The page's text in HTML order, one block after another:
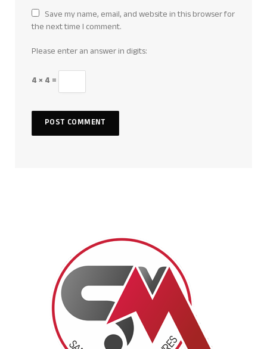
Save my name, email, and website in this browser for
the next time I comment.
Please enter an answer in digits:
4 × 4 =